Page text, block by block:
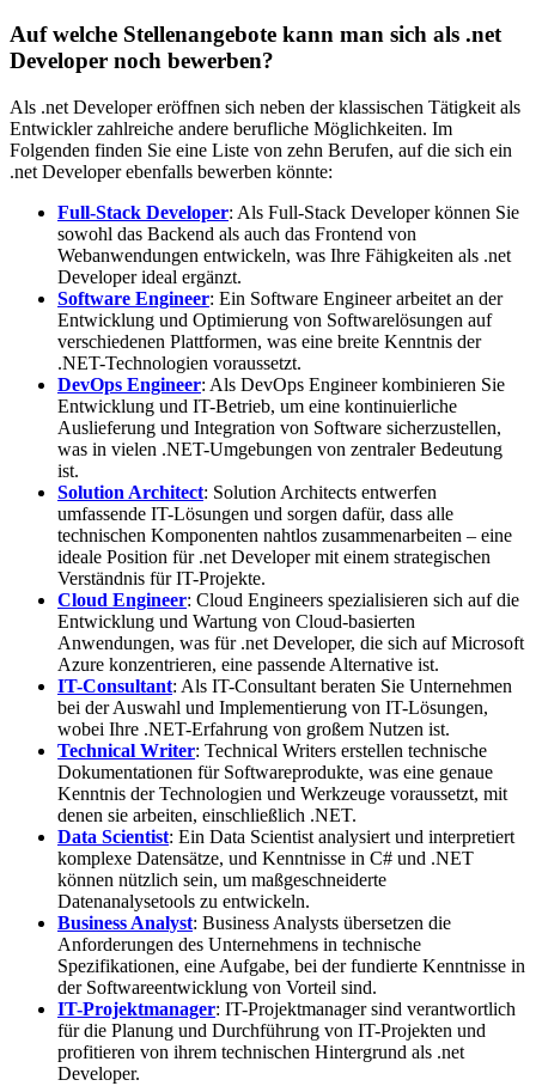
Auf welche Stellenangebote kann man sich als .net
Developer noch bewerben?
Als .net Developer eröffnen sich neben der klassischen Tätigkeit als
Entwickler zahlreiche andere berufliche Möglichkeiten. Im
Folgenden finden Sie eine Liste von zehn Berufen, auf die sich ein
.net Developer ebenfalls bewerben könnte:
Full-Stack Developer: Als Full-Stack Developer können Sie
sowohl das Backend als auch das Frontend von
Webanwendungen entwickeln, was Ihre Fähigkeiten als .net
Developer ideal ergänzt.
Software Engineer: Ein Software Engineer arbeitet an der
Entwicklung und Optimierung von Softwarelösungen auf
verschiedenen Plattformen, was eine breite Kenntnis der
.NET-Technologien voraussetzt.
DevOps Engineer: Als DevOps Engineer kombinieren Sie
Entwicklung und IT-Betrieb, um eine kontinuierliche
Auslieferung und Integration von Software sicherzustellen,
was in vielen .NET-Umgebungen von zentraler Bedeutung
ist.
Solution Architect: Solution Architects entwerfen
umfassende IT-Lösungen und sorgen dafür, dass alle
technischen Komponenten nahtlos zusammenarbeiten – eine
ideale Position für .net Developer mit einem strategischen
Verständnis für IT-Projekte.
Cloud Engineer: Cloud Engineers spezialisieren sich auf die
Entwicklung und Wartung von Cloud-basierten
Anwendungen, was für .net Developer, die sich auf Microsoft
Azure konzentrieren, eine passende Alternative ist.
IT-Consultant: Als IT-Consultant beraten Sie Unternehmen
bei der Auswahl und Implementierung von IT-Lösungen,
wobei Ihre .NET-Erfahrung von großem Nutzen ist.
Technical Writer: Technical Writers erstellen technische
Dokumentationen für Softwareprodukte, was eine genaue
Kenntnis der Technologien und Werkzeuge voraussetzt, mit
denen sie arbeiten, einschließlich .NET.
Data Scientist: Ein Data Scientist analysiert und interpretiert
komplexe Datensätze, und Kenntnisse in C# und .NET
können nützlich sein, um maßgeschneiderte
Datenanalysetools zu entwickeln.
Business Analyst: Business Analysts übersetzen die
Anforderungen des Unternehmens in technische
Spezifikationen, eine Aufgabe, bei der fundierte Kenntnisse in
der Softwareentwicklung von Vorteil sind.
IT-Projektmanager: IT-Projektmanager sind verantwortlich
für die Planung und Durchführung von IT-Projekten und
profitieren von ihrem technischen Hintergrund als .net
Developer.